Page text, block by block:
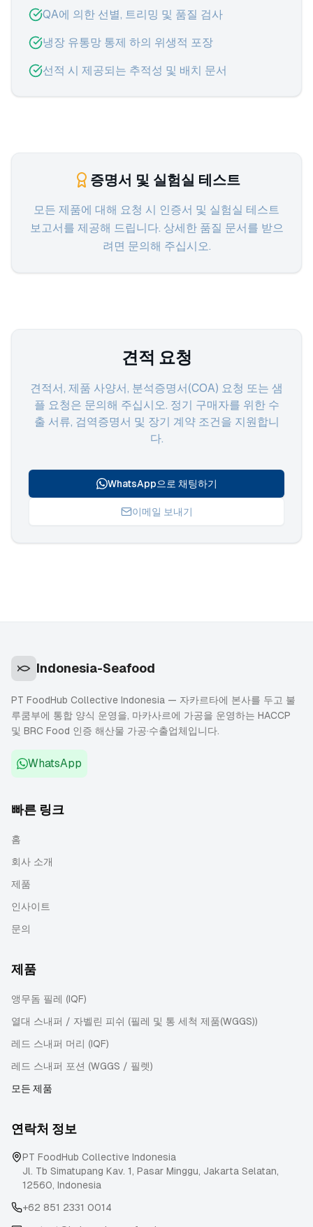
QA에 의한 선별, 트리밍 및 품질 검사
냉장 유통망 통제 하의 위생적 포장
선적 시 제공되는 추적성 및 배치 문서
증명서 및 실험실 테스트
모든 제품에 대해 요청 시 인증서 및 실험실 테스트
보고서를 제공해 드립니다. 상세한 품질 문서를 받으
려면 문의해 주십시오.
견적 요청
견적서, 제품 사양서, 분석증명서(COA) 요청 또는 샘
플 요청은 문의해 주십시오. 정기 구매자를 위한 수
출 서류, 검역증명서 및 장기 계약 조건을 지원합니
다.
WhatsApp으로 채팅하기
이메일 보내기
Indonesia-Seafood
PT FoodHub Collective Indonesia — 자카르타에 본사를 두고 불
루쿰부에 통합 양식 운영을, 마카사르에 가공을 운영하는 HACCP
및 BRC Food 인증 해산물 가공·수출업체입니다.
WhatsApp
빠른 링크
홈
회사 소개
제품
인사이트
문의
제품
앵무돔 필레 (IQF)
열대 스내퍼 / 자벨린 피쉬 (필레 및 통 세척 제품(WGGS))
레드 스내퍼 머리 (IQF)
레드 스내퍼 포션 (WGGS / 필렛)
모든 제품
연락처 정보
PT FoodHub Collective Indonesia
Jl. Tb Simatupang Kav. 1, Pasar Minggu, Jakarta Selatan,
12560, Indonesia
+62 851 2331 0014